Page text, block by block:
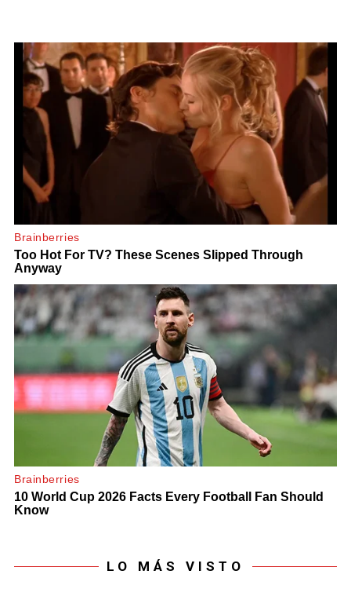
LO MÁS VISTO